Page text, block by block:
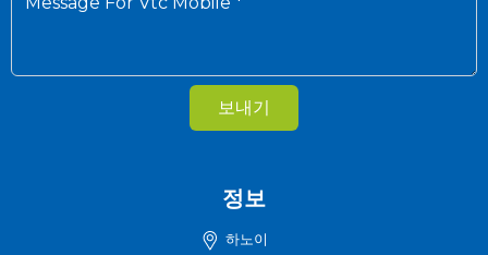
보내기
정보
하노이